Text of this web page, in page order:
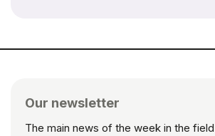
Our newsletter
The main news of the week in the